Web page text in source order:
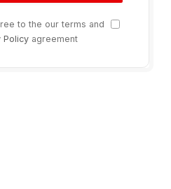
to the our terms and
Policyagreement.